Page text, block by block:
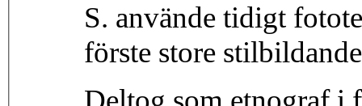
S. använde tidigt
förste store